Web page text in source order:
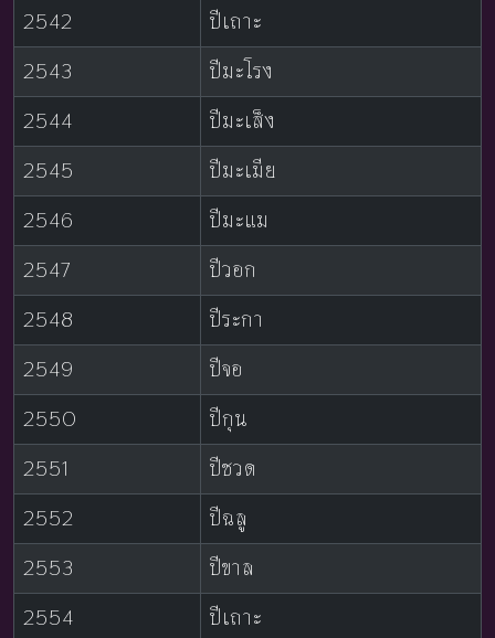
2542
ปีเถาะ
2543
ปีมะโรง
2544
ปีมะเส็ง
2545
ปีมะเมีย
2546
ปีมะแม
2547
ปีวอก
2548
ปีระกา
2549
ปีจอ
2550
ปีกุน
2551
ปีชวด
2552
ปีฉลู
2553
ปีขาล
2554
ปีเถาะ